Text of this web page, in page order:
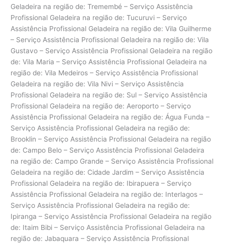
Geladeira na região de: Tremembé – Serviço Assistência
Profissional Geladeira na região de: Tucuruvi – Serviço
Assistência Profissional Geladeira na região de: Vila Guilherme
– Serviço Assistência Profissional Geladeira na região de: Vila
Gustavo – Serviço Assistência Profissional Geladeira na região
de: Vila Maria – Serviço Assistência Profissional Geladeira na
região de: Vila Medeiros – Serviço Assistência Profissional
Geladeira na região de: Vila Nivi – Serviço Assistência
Profissional Geladeira na região de: Sul – Serviço Assistência
Profissional Geladeira na região de: Aeroporto – Serviço
Assistência Profissional Geladeira na região de: Água Funda –
Serviço Assistência Profissional Geladeira na região de:
Brooklin – Serviço Assistência Profissional Geladeira na região
de: Campo Belo – Serviço Assistência Profissional Geladeira
na região de: Campo Grande – Serviço Assistência Profissional
Geladeira na região de: Cidade Jardim – Serviço Assistência
Profissional Geladeira na região de: Ibirapuera – Serviço
Assistência Profissional Geladeira na região de: Interlagos –
Serviço Assistência Profissional Geladeira na região de:
Ipiranga – Serviço Assistência Profissional Geladeira na região
de: Itaim Bibi – Serviço Assistência Profissional Geladeira na
região de: Jabaquara – Serviço Assistência Profissional